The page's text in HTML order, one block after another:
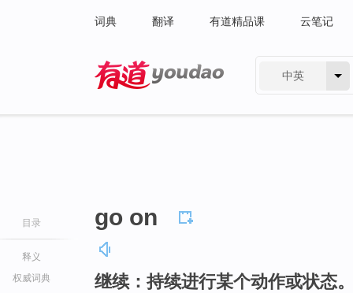
词典 翻译 有道精品课 云笔记
中英
目录
释义
权威词典
go on
继续：持续进行某个动作或状态